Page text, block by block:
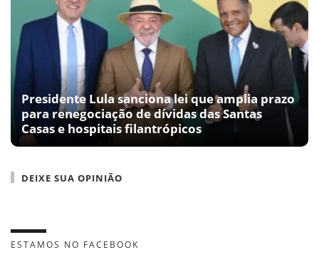
Presidente Lula sanciona lei que amplia prazo
para renegociação de dívidas das Santas
Casas e hospitais filantrópicos
DEIXE SUA OPINIÃO
ESTAMOS NO FACEBOOK